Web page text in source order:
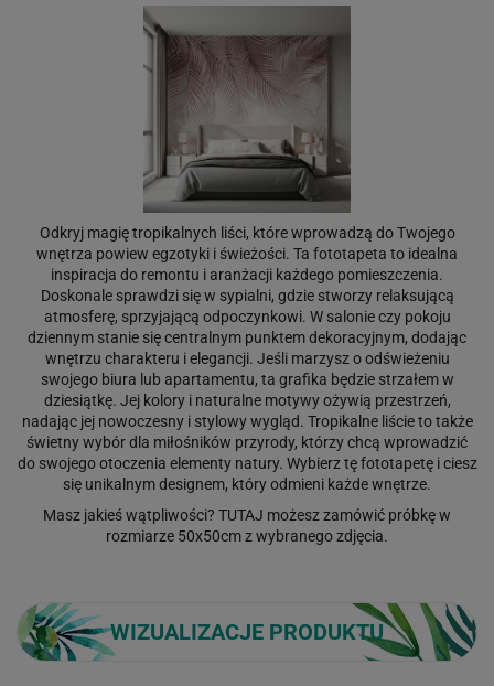
Odkryj magię tropikalnych liści, które wprowadzą do Twojego
wnętrza powiew egzotyki i świeżości. Ta fototapeta to idealna
inspiracja do remontu i aranżacji każdego pomieszczenia.
Doskonale sprawdzi się w sypialni, gdzie stworzy relaksującą
atmosferę, sprzyjającą odpoczynkowi. W salonie czy pokoju
dziennym stanie się centralnym punktem dekoracyjnym, dodając
wnętrzu charakteru i elegancji. Jeśli marzysz o odświeżeniu
swojego biura lub apartamentu, ta grafika będzie strzałem w
dziesiątkę. Jej kolory i naturalne motywy ożywią przestrzeń,
nadając jej nowoczesny i stylowy wygląd. Tropikalne liście to także
świetny wybór dla miłośników przyrody, którzy chcą wprowadzić
do swojego otoczenia elementy natury. Wybierz tę fototapetę i ciesz
się unikalnym designem, który odmieni każde wnętrze.
Masz jakieś wątpliwości? TUTAJ możesz zamówić próbkę w
rozmiarze 50x50cm z wybranego zdjęcia.
WIZUALIZACJE PRODUKTU